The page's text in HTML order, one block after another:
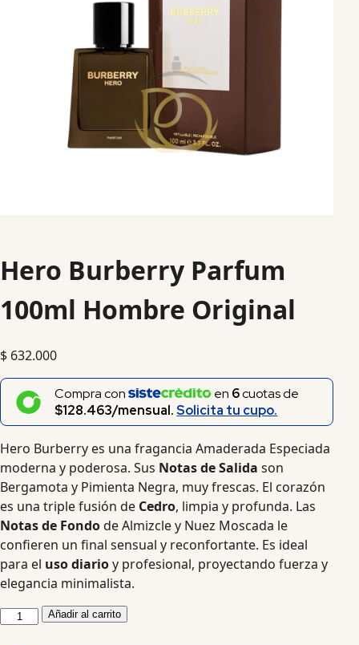
Hero Burberry Parfum
100ml Hombre Original
$ 632.000
Compra con en 6cuotas de
$128.463/mensual.Solicita tu cupo.
Hero Burberry es una fragancia Amaderada Especiada
moderna y poderosa. Sus Notas de Salida son
Bergamota y Pimienta Negra, muy frescas. El corazón
es una triple fusión de Cedro, limpia y profunda. Las
Notas de Fondode Almizcle y Nuez Moscada le
confieren un final sensual y reconfortante. Es ideal
para el uso diarioy profesional, proyectando fuerza y
elegancia minimalista.
Añadir al carrito